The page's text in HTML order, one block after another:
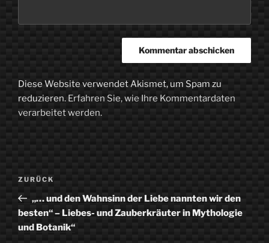
Diese Website verwendet Akismet, um Spam zu
reduzieren. Erfahren Sie, wie Ihre Kommentardaten
verarbeitet werden.
Beitragsnavigation
Vorheriger
Beitrag
ZURÜCK
„… und den Wahnsinn der Liebe nannten wir den
besten“ – Liebes- und Zauberkräuter in Mythologie
und Botanik“